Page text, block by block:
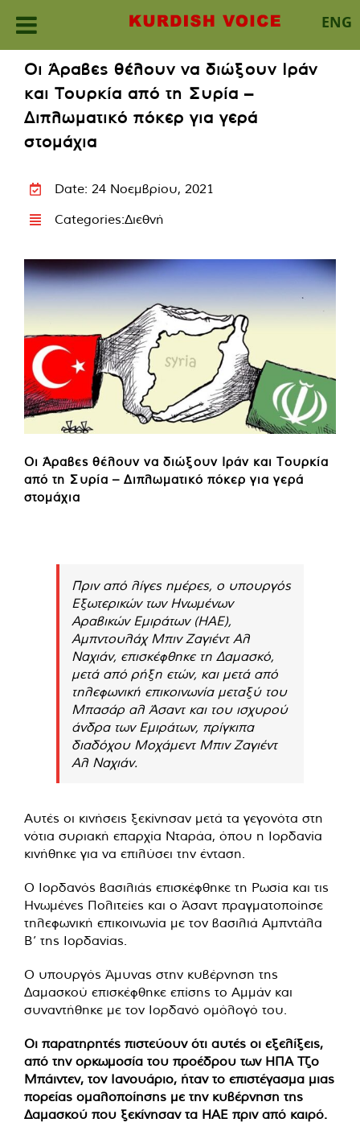
ENG
content
Οι Άραβες θέλουν να διώξουν Ιράν
και Τουρκία από τη Συρία –
Διπλωματικό πόκερ για γερά
στομάχια
Date: 24 Νοεμβρίου, 2021
Categories:Διεθνή
Οι Άραβες θέλουν να διώξουν Ιράν και Τουρκία
από τη Συρία – Διπλωματικό πόκερ για γερά
στομάχια
Πριν από λίγες ημέρες, ο υπουργός
Εξωτερικών των Ηνωμένων
Αραβικών Εμιράτων (ΗΑΕ),
Αμπντουλάχ Μπιν Ζαγιέντ Αλ
Ναχιάν, επισκέφθηκε τη Δαμασκό,
μετά από ρήξη ετών, και μετά από
τηλεφωνική επικοινωνία μεταξύ του
Μπασάρ αλ Άσαντ και του ισχυρού
άνδρα των Εμιράτων, πρίγκιπα
διαδόχου Μοχάμεντ Μπιν Ζαγιέντ
Αλ Ναχιάν.
Αυτές οι κινήσεις ξεκίνησαν μετά τα γεγονότα στη
νότια συριακή επαρχία Νταράα, όπου η Ιορδανία
κινήθηκε για να επιλύσει την ένταση.
Ο Ιορδανός βασιλιάς επισκέφθηκε τη Ρωσία και τις
Ηνωμένες Πολιτείες και ο Άσαντ πραγματοποίησε
τηλεφωνική επικοινωνία με τον βασιλιά Αμπντάλα
Β’ της Ιορδανίας.
Ο υπουργός Άμυνας στην κυβέρνηση της
Δαμασκού επισκέφθηκε επίσης το Αμμάν και
συναντήθηκε με τον Ιορδανό ομόλογό του.
Οι παρατηρητές πιστεύουν ότι αυτές οι εξελίξεις,
από την ορκωμοσία του προέδρου των ΗΠΑ Τζο
Μπάιντεν, τον Ιανουάριο, ήταν το επιστέγασμα μιας
πορείας ομαλοποίησης με την κυβέρνηση της
Δαμασκού που ξεκίνησαν τα ΗΑΕ πριν από καιρό.